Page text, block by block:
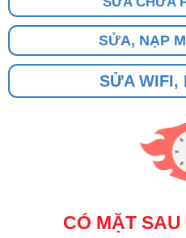
SỬA, NẠP
SỬA WIFI,
CÓ MẶT